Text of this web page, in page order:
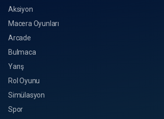
Aksiyon
Macera Oyunları
Arcade
Bulmaca
Yarış
Rol Oyunu
Simülasyon
Spor